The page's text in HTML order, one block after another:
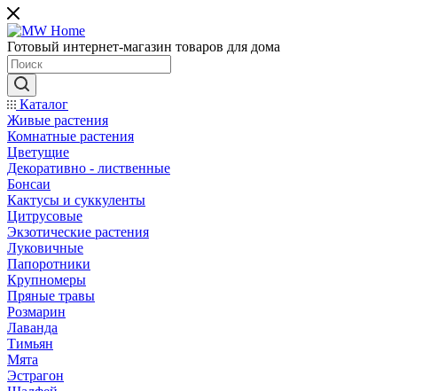
Готовый интернет-магазин товаров для дома
Каталог
Живые растения
Комнатные растения
Цветущие
Декоративно - лиственные
Бонсаи
Кактусы и суккуленты
Цитрусовые
Экзотические растения
Луковичные
Папоротники
Крупномеры
Пряные травы
Розмарин
Лаванда
Тимьян
Мята
Эстрагон